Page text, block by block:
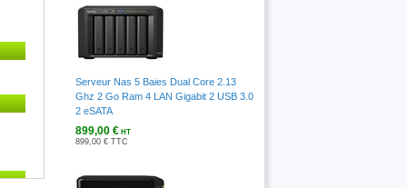
Serveur Nas 5 Baies Dual Core 2.13
Ghz 2 Go Ram 4 LAN Gigabit 2 USB 3.0
2 eSATA
899,00 €HT
899,00 € TTC